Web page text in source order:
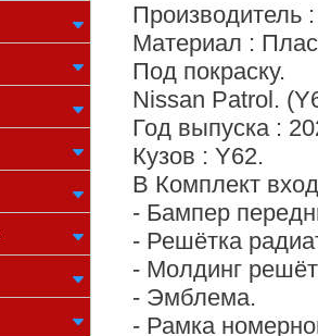
Производитель
Материал :
Под покраску.
Nissan Patrol.
Год выпуска :
Кузов : Y62.
В Комплект
- Бампер
- Решётка
- Молдинг
- Эмблема.
- Рамка